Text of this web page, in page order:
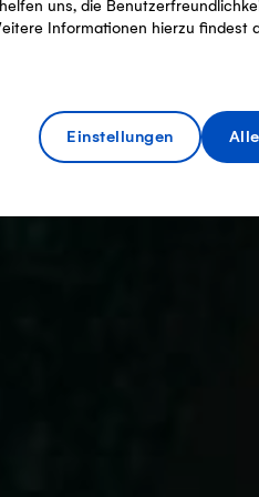
uns, die
Informationen hierzu findest
Einstellungen